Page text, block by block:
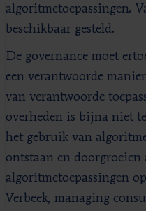
algoritmetoepassingen.
beschikbaar gesteld.
De governance moet
een verantwoorde
van verantwoorde
overheden is bijna niet
het gebruik van
ontstaan en doorgroeien
algoritmetoepassingen
Verbeek, managing